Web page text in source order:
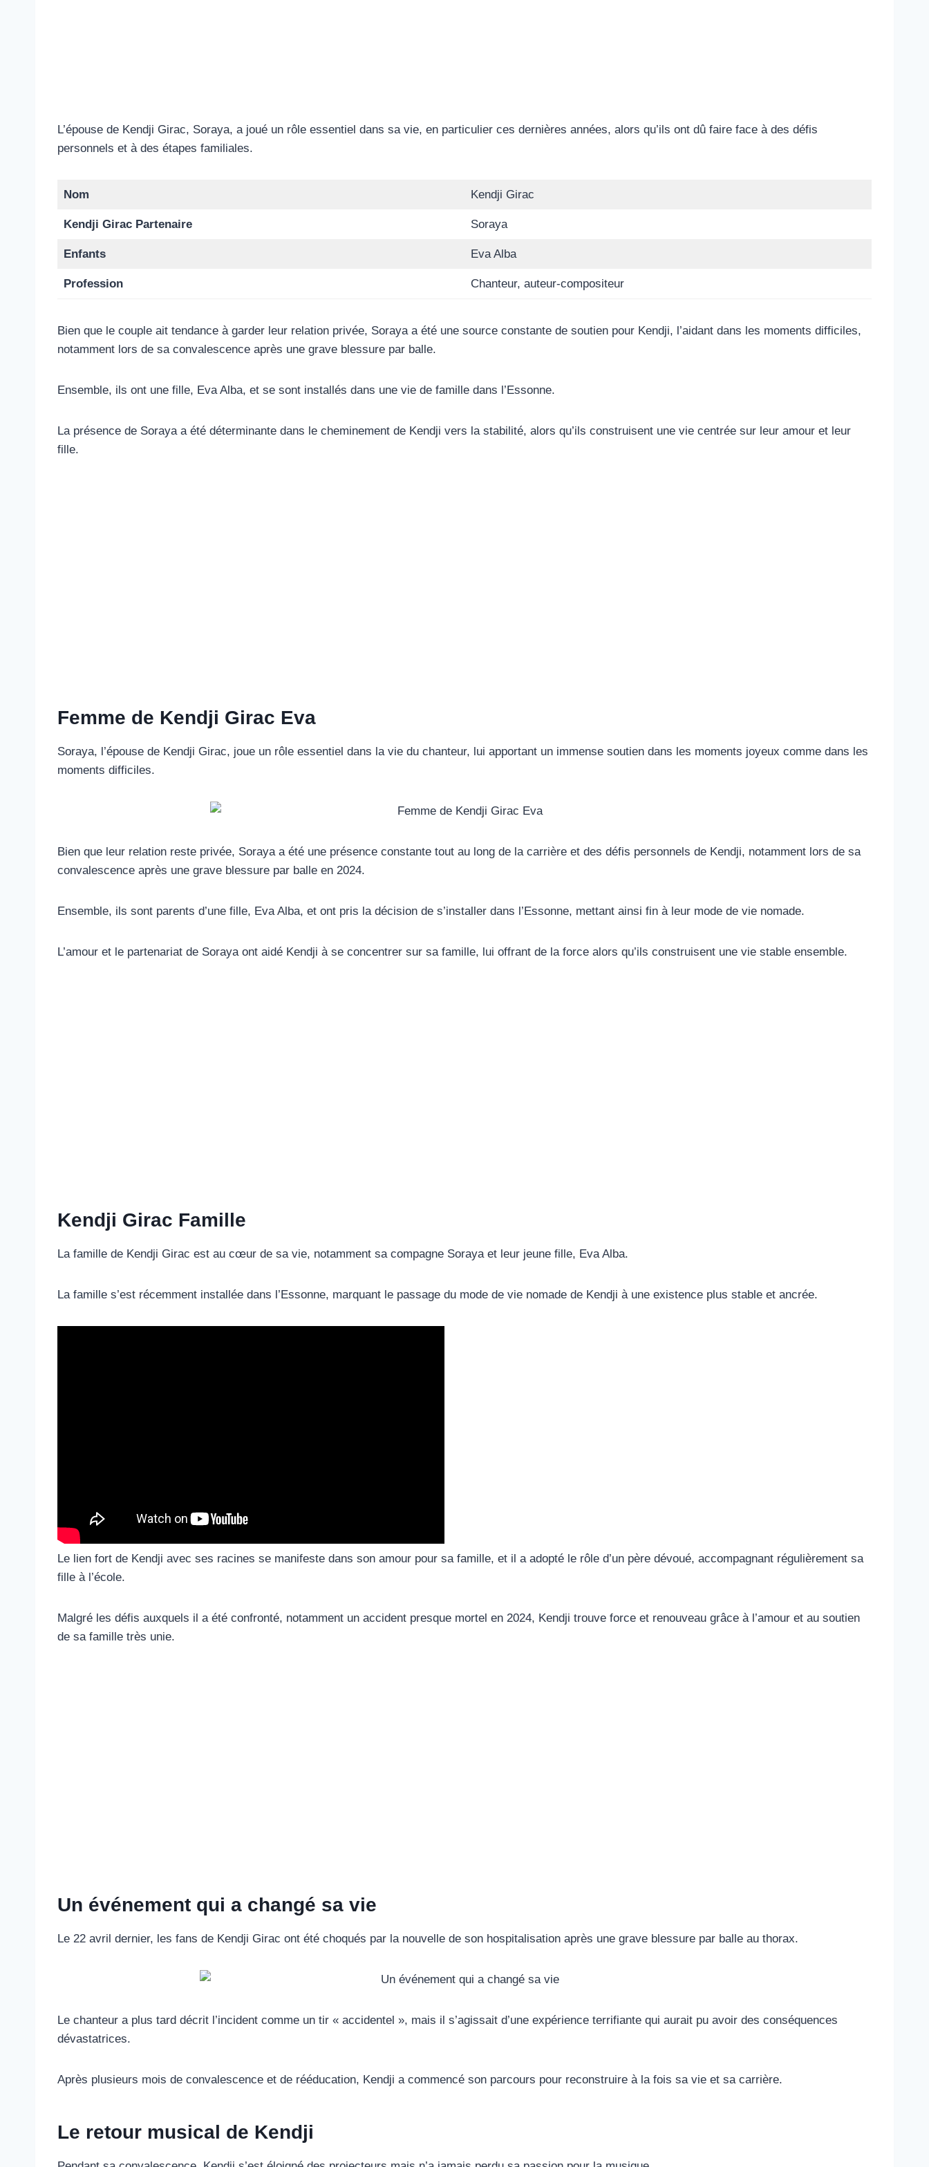
L’épouse de Kendji Girac, Soraya, a joué un rôle essentiel dans sa vie, en particulier ces dernières années, alors qu’ils ont dû faire face à des défis
personnels et à des étapes familiales.
Nom Kendji Girac
Kendji Girac Partenaire Soraya
Enfants Eva Alba
Profession Chanteur, auteur-compositeur
Bien que le couple ait tendance à garder leur relation privée, Soraya a été une source constante de soutien pour Kendji, l’aidant dans les moments difficiles,
notamment lors de sa convalescence après une grave blessure par balle.
Ensemble, ils ont une fille, Eva Alba, et se sont installés dans une vie de famille dans l’Essonne.
La présence de Soraya a été déterminante dans le cheminement de Kendji vers la stabilité, alors qu’ils construisent une vie centrée sur leur amour et leur
fille.
Femme de Kendji Girac Eva
Soraya, l’épouse de Kendji Girac, joue un rôle essentiel dans la vie du chanteur, lui apportant un immense soutien dans les moments joyeux comme dans les
moments difficiles.
Bien que leur relation reste privée, Soraya a été une présence constante tout au long de la carrière et des défis personnels de Kendji, notamment lors de sa
convalescence après une grave blessure par balle en 2024.
Ensemble, ils sont parents d’une fille, Eva Alba, et ont pris la décision de s’installer dans l’Essonne, mettant ainsi fin à leur mode de vie nomade.
L’amour et le partenariat de Soraya ont aidé Kendji à se concentrer sur sa famille, lui offrant de la force alors qu’ils construisent une vie stable ensemble.
Kendji Girac Famille
La famille de Kendji Girac est au cœur de sa vie, notamment sa compagne Soraya et leur jeune fille, Eva Alba.
La famille s’est récemment installée dans l’Essonne, marquant le passage du mode de vie nomade de Kendji à une existence plus stable et ancrée.
Le lien fort de Kendji avec ses racines se manifeste dans son amour pour sa famille, et il a adopté le rôle d’un père dévoué, accompagnant régulièrement sa
fille à l’école.
Malgré les défis auxquels il a été confronté, notamment un accident presque mortel en 2024, Kendji trouve force et renouveau grâce à l’amour et au soutien
de sa famille très unie.
Un événement qui a changé sa vie
Le 22 avril dernier, les fans de Kendji Girac ont été choqués par la nouvelle de son hospitalisation après une grave blessure par balle au thorax.
Le chanteur a plus tard décrit l’incident comme un tir « accidentel », mais il s’agissait d’une expérience terrifiante qui aurait pu avoir des conséquences
dévastatrices.
Après plusieurs mois de convalescence et de rééducation, Kendji a commencé son parcours pour reconstruire à la fois sa vie et sa carrière.
Le retour musical de Kendji